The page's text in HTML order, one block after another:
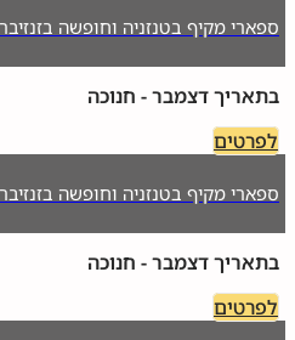
ספארי מקיף בטנזניה וחופשה
בתאריך דצמבר - חנוכה
לפרטים
ספארי מקיף בטנזניה וחופשה
בתאריך דצמבר - חנוכה
לפרטים